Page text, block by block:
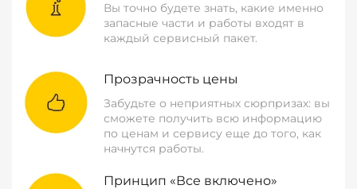
Вы точно будете знать, какие именно
запасные части и работы входят в
каждый сервисный пакет.
Прозрачность цены
Забудьте о неприятных сюрпризах: вы
сможете получить всю информацию
по ценам и сервису еще до того, как
начнутся работы.
Принцип «Все включено»